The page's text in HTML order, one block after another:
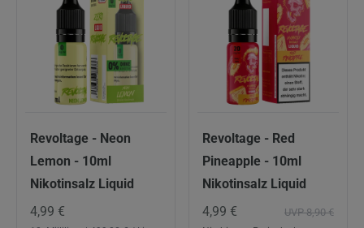
Revoltage - Neon
Lemon - 10ml
Nikotinsalz Liquid
4,99 €
Revoltage - Red
Pineapple - 10ml
Nikotinsalz Liquid
UVP 8,90 €
4,99 €